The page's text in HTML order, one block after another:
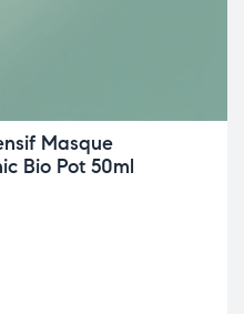
Masque
Bio Pot 50ml